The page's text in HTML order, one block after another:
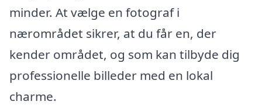
minder. At vælge en fotograf i
nærområdet sikrer, at du får en, der
kender området, og som kan tilbyde dig
professionelle billeder med en lokal
charme.